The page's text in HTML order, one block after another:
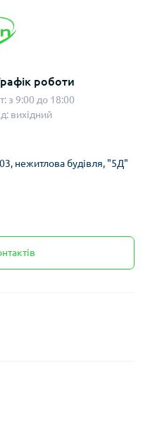
роботи
з 9:00 до 18:00
вихідний
нежитлова будівля, "5Д"